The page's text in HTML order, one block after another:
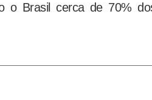
o Brasil cerca de 70%